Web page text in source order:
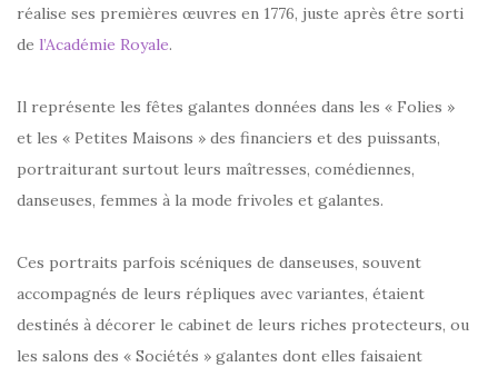
réalise ses premières œuvres en 1776, juste après être sorti
de l’Académie Royale.
Il représente les fêtes galantes données dans les « Folies »
et les « Petites Maisons » des financiers et des puissants,
portraiturant surtout leurs maîtresses, comédiennes,
danseuses, femmes à la mode frivoles et galantes.
Ces portraits parfois scéniques de danseuses, souvent
accompagnés de leurs répliques avec variantes, étaient
destinés à décorer le cabinet de leurs riches protecteurs, ou
les salons des « Sociétés » galantes dont elles faisaient